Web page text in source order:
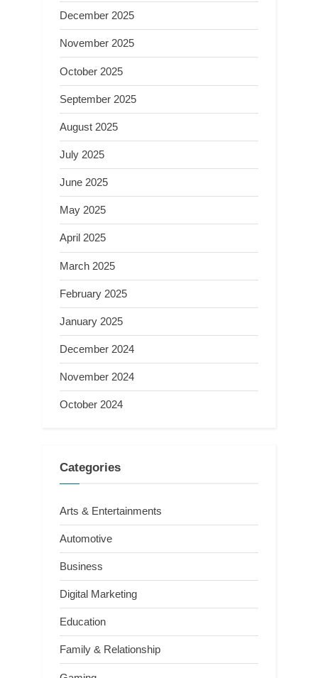
December 2025
November 2025
October 2025
September 2025
August 2025
July 2025
June 2025
May 2025
April 2025
March 2025
February 2025
January 2025
December 2024
November 2024
October 2024
Categories
Arts & Entertainments
Automotive
Business
Digital Marketing
Education
Family & Relationship